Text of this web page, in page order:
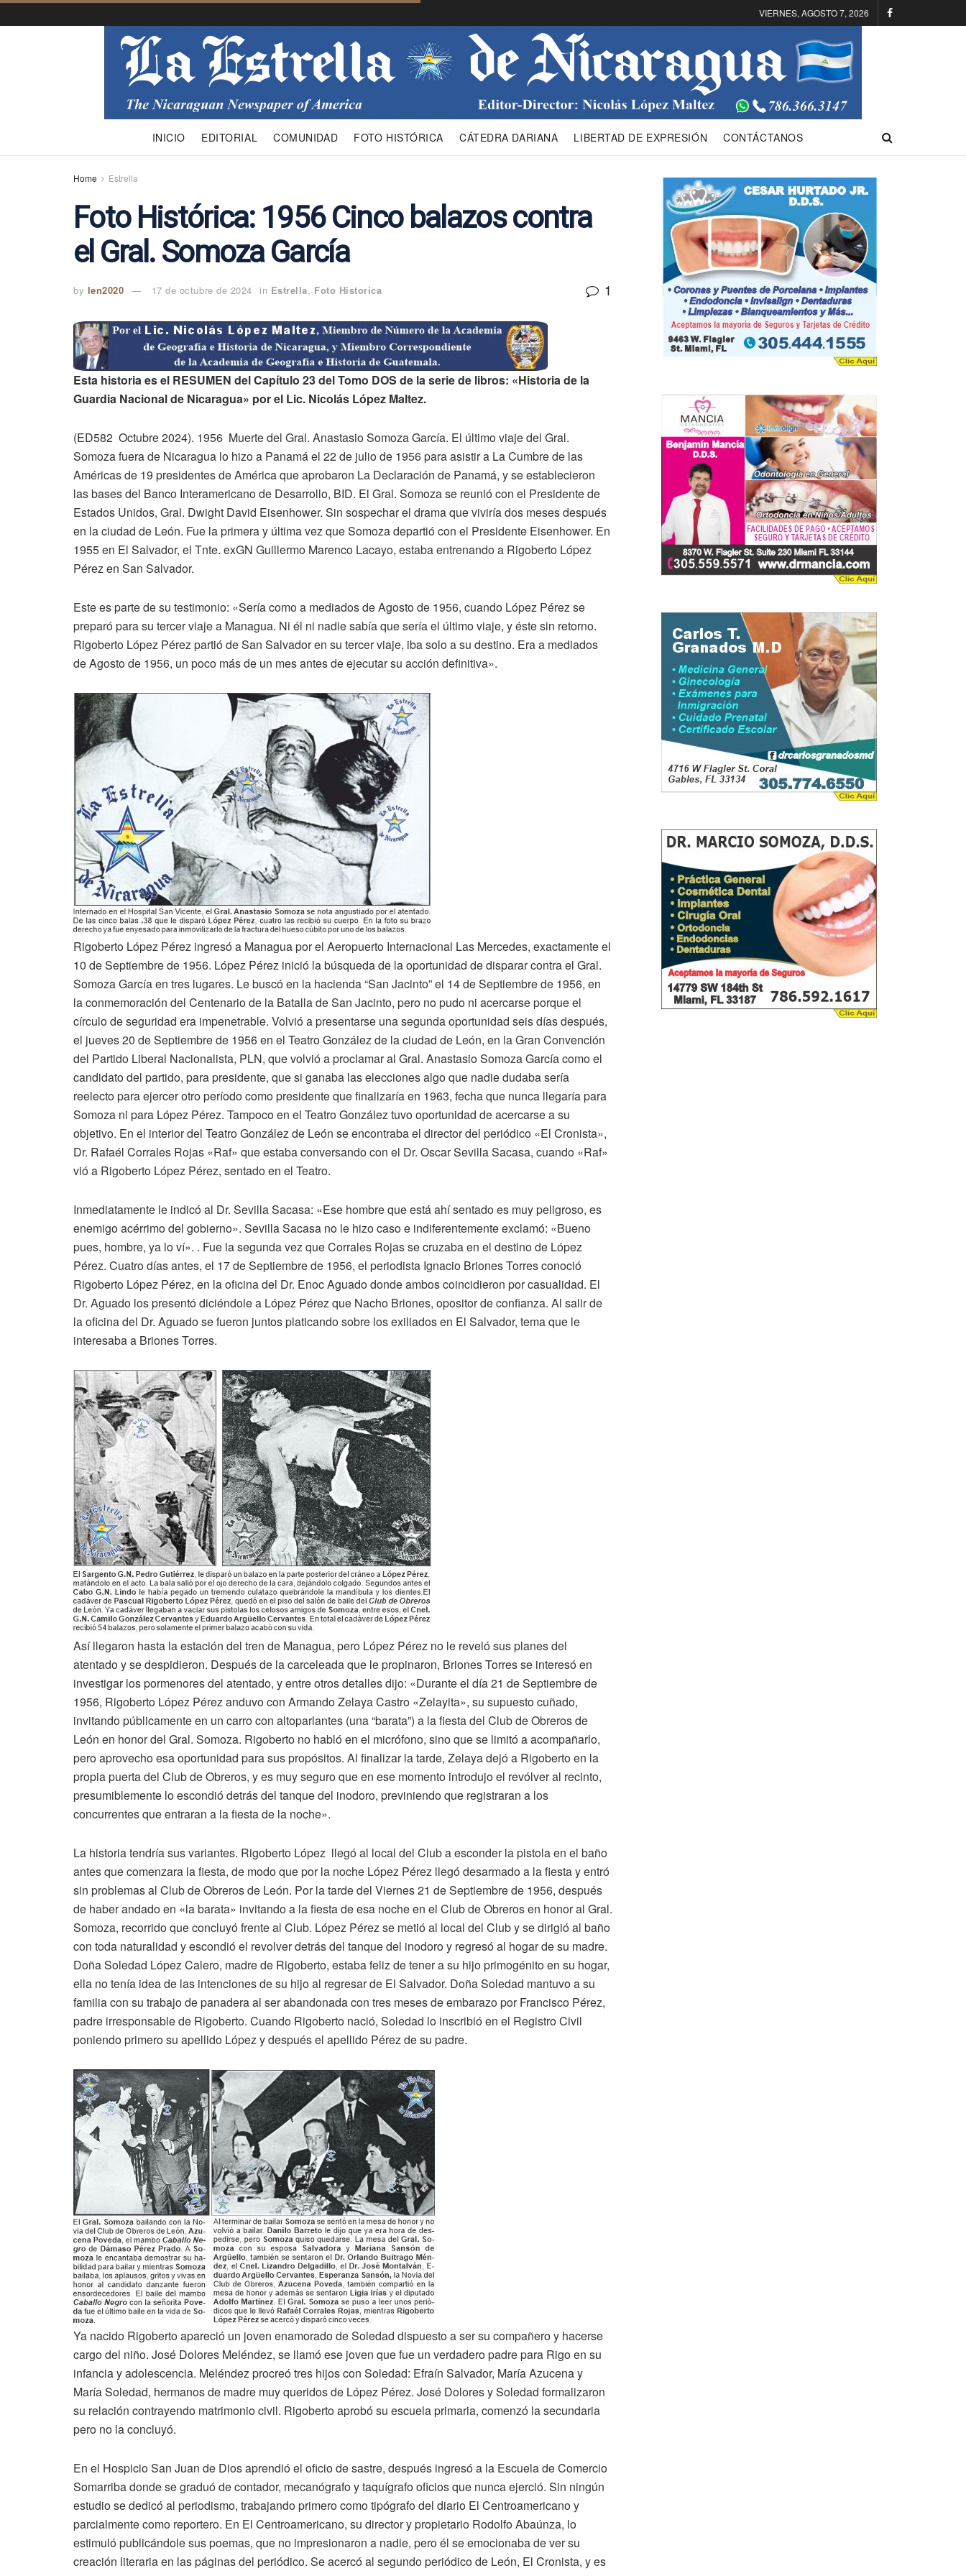
VIERNES, AGOSTO 7, 2026
INICIO EDITORIAL COMUNIDAD FOTO HISTÓRICA CÁTEDRA DARIANA LIBERTAD DE EXPRESIÓN CONTÁCTANOS
Home Estrella
Foto Histórica: 1956 Cinco balazos contra
el Gral. Somoza García
by len2020 17 de octubre de 2024 in Estrella, Foto Historica 1
Esta historia es el RESUMEN del Capítulo 23 del Tomo DOS de la serie de libros: «Historia de la
Guardia Nacional de Nicaragua» por el Lic. Nicolás López Maltez.
(ED582 Octubre 2024). 1956 Muerte del Gral. Anastasio Somoza García. El último viaje del Gral.
Somoza fuera de Nicaragua lo hizo a Panamá el 22 de julio de 1956 para asistir a La Cumbre de las
Américas de 19 presidentes de América que aprobaron La Declaración de Panamá, y se establecieron
las bases del Banco Interamericano de Desarrollo, BID. El Gral. Somoza se reunió con el Presidente de
Estados Unidos, Gral. Dwight David Eisenhower. Sin sospechar el drama que viviría dos meses después
en la ciudad de León. Fue la primera y última vez que Somoza departió con el Presidente Eisenhower. En
1955 en El Salvador, el Tnte. exGN Guillermo Marenco Lacayo, estaba entrenando a Rigoberto López
Pérez en San Salvador.
Este es parte de su testimonio: «Sería como a mediados de Agosto de 1956, cuando López Pérez se
preparó para su tercer viaje a Managua. Ni él ni nadie sabía que sería el último viaje, y éste sin retorno.
Rigoberto López Pérez partió de San Salvador en su tercer viaje, iba solo a su destino. Era a mediados
de Agosto de 1956, un poco más de un mes antes de ejecutar su acción definitiva».
Rigoberto López Pérez ingresó a Managua por el Aeropuerto Internacional Las Mercedes, exactamente el
10 de Septiembre de 1956. López Pérez inició la búsqueda de la oportunidad de disparar contra el Gral.
Somoza García en tres lugares. Le buscó en la hacienda “San Jacinto” el 14 de Septiembre de 1956, en
la conmemoración del Centenario de la Batalla de San Jacinto, pero no pudo ni acercarse porque el
círculo de seguridad era impenetrable. Volvió a presentarse una segunda oportunidad seis días después,
el jueves 20 de Septiembre de 1956 en el Teatro González de la ciudad de León, en la Gran Convención
del Partido Liberal Nacionalista, PLN, que volvió a proclamar al Gral. Anastasio Somoza García como el
candidato del partido, para presidente, que si ganaba las elecciones algo que nadie dudaba sería
reelecto para ejercer otro período como presidente que finalizaría en 1963, fecha que nunca llegaría para
Somoza ni para López Pérez. Tampoco en el Teatro González tuvo oportunidad de acercarse a su
objetivo. En el interior del Teatro González de León se encontraba el director del periódico «El Cronista»,
Dr. Rafaél Corrales Rojas «Raf» que estaba conversando con el Dr. Oscar Sevilla Sacasa, cuando «Raf»
vió a Rigoberto López Pérez, sentado en el Teatro.
Inmediatamente le indicó al Dr. Sevilla Sacasa: «Ese hombre que está ahí sentado es muy peligroso, es
enemigo acérrimo del gobierno». Sevilla Sacasa no le hizo caso e indiferentemente exclamó: «Bueno
pues, hombre, ya lo ví». . Fue la segunda vez que Corrales Rojas se cruzaba en el destino de López
Pérez. Cuatro días antes, el 17 de Septiembre de 1956, el periodista Ignacio Briones Torres conoció
Rigoberto López Pérez, en la oficina del Dr. Enoc Aguado donde ambos coincidieron por casualidad. El
Dr. Aguado los presentó diciéndole a López Pérez que Nacho Briones, opositor de confianza. Al salir de
la oficina del Dr. Aguado se fueron juntos platicando sobre los exiliados en El Salvador, tema que le
interesaba a Briones Torres.
Así llegaron hasta la estación del tren de Managua, pero López Pérez no le reveló sus planes del
atentado y se despidieron. Después de la carceleada que le propinaron, Briones Torres se interesó en
investigar los pormenores del atentado, y entre otros detalles dijo: «Durante el día 21 de Septiembre de
1956, Rigoberto López Pérez anduvo con Armando Zelaya Castro «Zelayita», su supuesto cuñado,
invitando públicamente en un carro con altoparlantes (una “barata”) a la fiesta del Club de Obreros de
León en honor del Gral. Somoza. Rigoberto no habló en el micrófono, sino que se limitó a acompañarlo,
pero aprovecho esa oportunidad para sus propósitos. Al finalizar la tarde, Zelaya dejó a Rigoberto en la
propia puerta del Club de Obreros, y es muy seguro que en ese momento introdujo el revólver al recinto,
presumiblemente lo escondió detrás del tanque del inodoro, previniendo que registraran a los
concurrentes que entraran a la fiesta de la noche».
La historia tendría sus variantes. Rigoberto López llegó al local del Club a esconder la pistola en el baño
antes que comenzara la fiesta, de modo que por la noche López Pérez llegó desarmado a la fiesta y entró
sin problemas al Club de Obreros de León. Por la tarde del Viernes 21 de Septiembre de 1956, después
de haber andado en «la barata» invitando a la fiesta de esa noche en el Club de Obreros en honor al Gral.
Somoza, recorrido que concluyó frente al Club. López Pérez se metió al local del Club y se dirigió al baño
con toda naturalidad y escondió el revolver detrás del tanque del inodoro y regresó al hogar de su madre.
Doña Soledad López Calero, madre de Rigoberto, estaba feliz de tener a su hijo primogénito en su hogar,
ella no tenía idea de las intenciones de su hijo al regresar de El Salvador. Doña Soledad mantuvo a su
familia con su trabajo de panadera al ser abandonada con tres meses de embarazo por Francisco Pérez,
padre irresponsable de Rigoberto. Cuando Rigoberto nació, Soledad lo inscribió en el Registro Civil
poniendo primero su apellido López y después el apellido Pérez de su padre.
Ya nacido Rigoberto apareció un joven enamorado de Soledad dispuesto a ser su compañero y hacerse
cargo del niño. José Dolores Meléndez, se llamó ese joven que fue un verdadero padre para Rigo en su
infancia y adolescencia. Meléndez procreó tres hijos con Soledad: Efraín Salvador, María Azucena y
María Soledad, hermanos de madre muy queridos de López Pérez. José Dolores y Soledad formalizaron
su relación contrayendo matrimonio civil. Rigoberto aprobó su escuela primaria, comenzó la secundaria
pero no la concluyó.
En el Hospicio San Juan de Dios aprendió el oficio de sastre, después ingresó a la Escuela de Comercio
Somarriba donde se graduó de contador, mecanógrafo y taquígrafo oficios que nunca ejerció. Sin ningún
estudio se dedicó al periodismo, trabajando primero como tipógrafo del diario El Centroamericano y
parcialmente como reportero. En El Centroamericano, su director y propietario Rodolfo Abaúnza, lo
estimuló publicándole sus poemas, que no impresionaron a nadie, pero él se emocionaba de ver su
creación literaria en las páginas del periódico. Se acercó al segundo periódico de León, El Cronista, y es